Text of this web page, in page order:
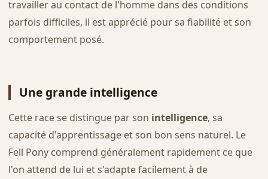
travailler au contact de l'homme dans des conditions
parfois difficiles, il est apprécié pour sa fiabilité et son
comportement posé.
Une grande intelligence
Cette race se distingue par son intelligence, sa
capacité d'apprentissage et son bon sens naturel. Le
Fell Pony comprend généralement rapidement ce que
l'on attend de lui et s'adapte facilement à de